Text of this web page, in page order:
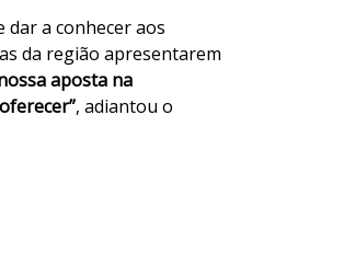
dar a conhecer aos
da região apresentarem
aposta na
, adiantou o